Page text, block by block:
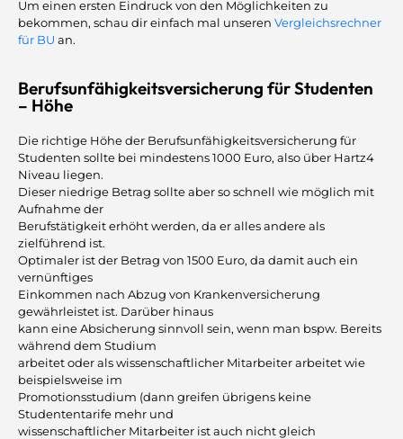
Um einen ersten Eindruck von den Möglichkeiten zu
bekommen, schau dir einfach mal unseren Vergleichsrechner
für BU an.
Berufsunfähigkeitsversicherung für Studenten
– Höhe
Die richtige Höhe der Berufsunfähigkeitsversicherung für
Studenten sollte bei mindestens 1000 Euro, also über Hartz4
Niveau liegen.
Dieser niedrige Betrag sollte aber so schnell wie möglich mit
Aufnahme der
Berufstätigkeit erhöht werden, da er alles andere als
zielführend ist.
Optimaler ist der Betrag von 1500 Euro, da damit auch ein
vernünftiges
Einkommen nach Abzug von Krankenversicherung
gewährleistet ist. Darüber hinaus
kann eine Absicherung sinnvoll sein, wenn man bspw. Bereits
während dem Studium
arbeitet oder als wissenschaftlicher Mitarbeiter arbeitet wie
beispielsweise im
Promotionsstudium (dann greifen übrigens keine
Studententarife mehr und
wissenschaftlicher Mitarbeiter ist auch nicht gleich